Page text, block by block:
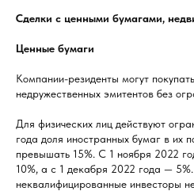
Сделки с ценными бумагами,
Ценные бумаги
Компании-резиденты могут
недружественных эмитентов без
Для физических лиц действуют
года доля иностранных бумаг в их
превышать 15%. С 1 ноября 2022
10%, а с 1 декабря 2022 года —
неквалифицированные инвесторы